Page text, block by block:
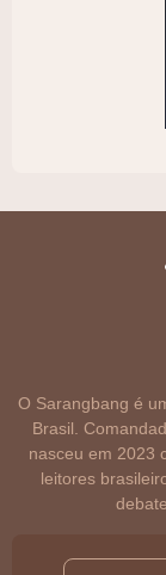
O Sarangbang é
Brasil.
nasceu em 2023
leitores